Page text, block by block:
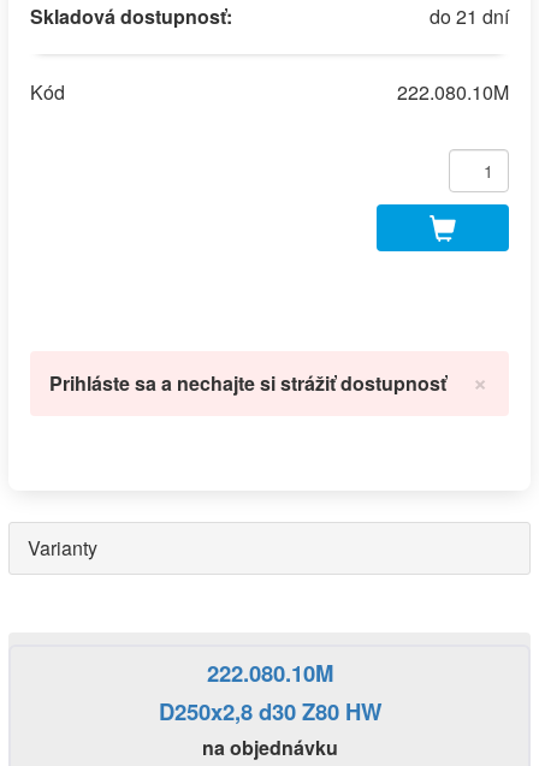
Skladová dostupnosť: do 21 dní
Kód 222.080.10M
×
Prihláste sa a nechajte si strážiť dostupnosť
Varianty
222.080.10M
D250x2,8 d30 Z80 HW
na objednávku